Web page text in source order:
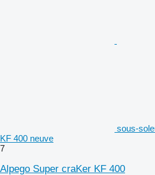
sous-
KF 400 neuve
7
Alpego Super craKer KF 400